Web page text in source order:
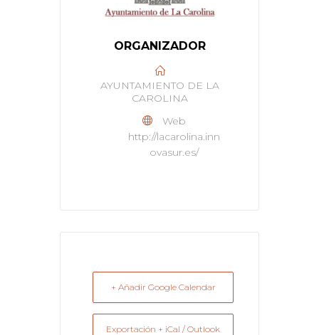
ORGANIZADOR
AYUNTAMIENTO DE LA
CAROLINA
Web
http://lacarolina.inn
ovasur.es/
+ Añadir Google Calendar
Exportación + iCal / Outlook